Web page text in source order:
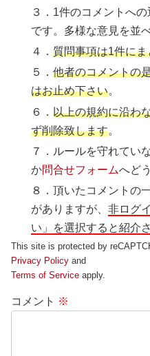
３．1件のコメントへ
です。多様な意見を並
４．質問事項は1件に
５．他者のコメントの
はお止め下さい。
６．以上の規約に沿わ
ず削除致します。
７．ルールを守れてい
か問合せフォームへど
８．頂いたコメントの
がありますが、非ログ
い」を選択すると紹介
This site is protected by
Privacy Policy and
Terms of Service apply.
コメント ※